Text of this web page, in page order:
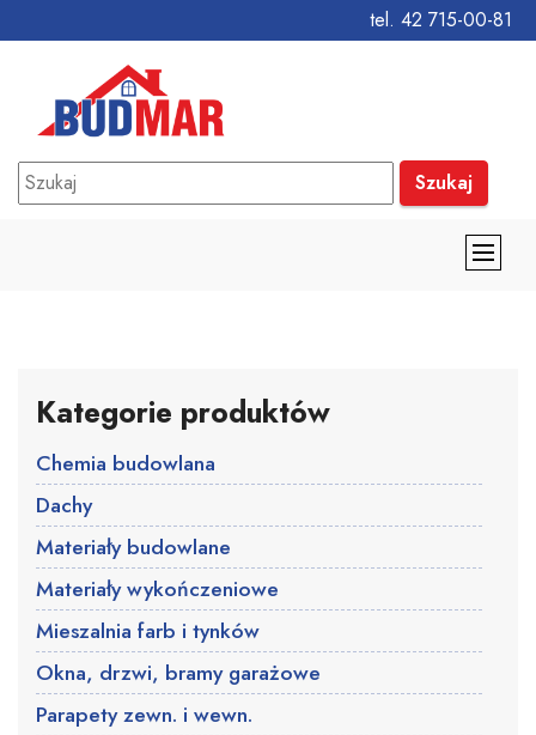
tel. 42 715-00-81
Szukaj
Kategorie produktów
Chemia budowlana
Dachy
Materiały budowlane
Materiały wykończeniowe
Mieszalnia farb i tynków
Okna, drzwi, bramy garażowe
Parapety zewn. i wewn.